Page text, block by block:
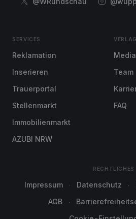
SERVICES
Reklamation
Inserieren
Trauerportal
Stellenmarkt
Immobilienmarkt
AZUBI NRW
VERLAG
Team
FAQ
RECHTLICHES
Impressum Datenschutz
AGB